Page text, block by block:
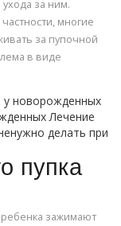
за ним.
многие
за пупочной
в виде
у новорожденных
Лечение
делать при
пупка
зажимают